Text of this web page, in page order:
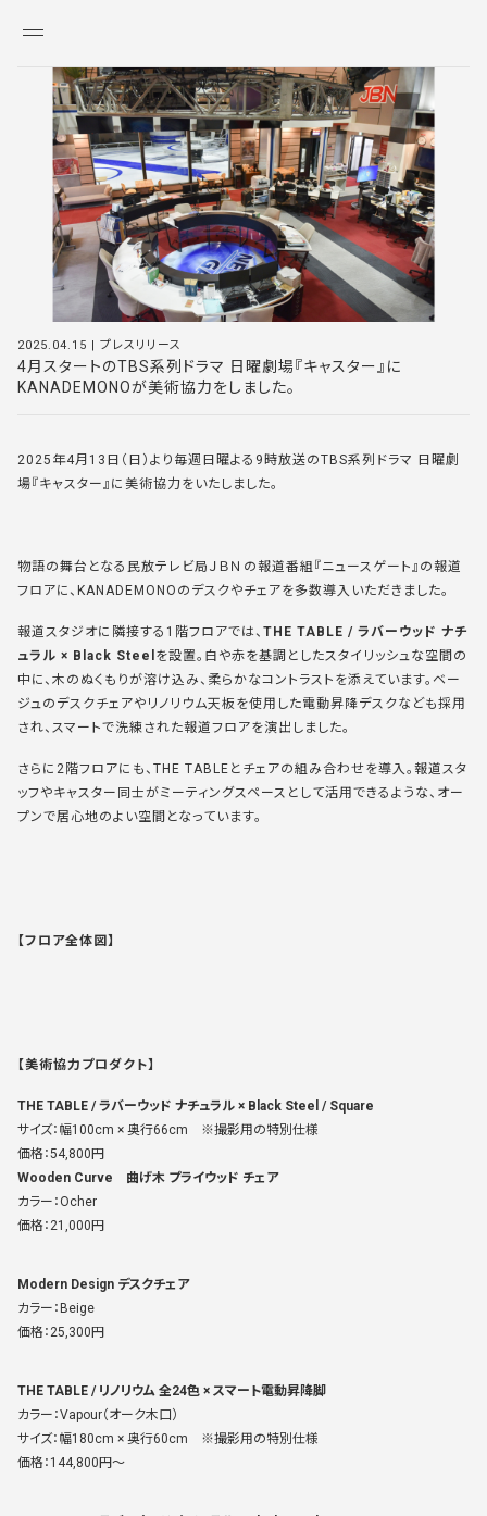
2025.04.15 | プレスリリース
4月スタートのTBS系列ドラマ 日曜劇場『キャスター』に
KANADEMONOが美術協力をしました。
2025年4月13日（日）より毎週日曜よる9時放送のTBS系列ドラマ 日曜劇
場『キャスター』に美術協力をいたしました。
物語の舞台となる民放テレビ局ＪＢＮの報道番組『ニュースゲート』の報道
フロアに、KANADEMONOのデスクやチェアを多数導入いただきました。
報道スタジオに隣接する1階フロアでは、 THE TABLE / ラバーウッド ナチ
ュラル × Black Steel を設置。白や赤を基調としたスタイリッシュな空間の
中に、木のぬくもりが溶け込み、柔らかなコントラストを添えています。ベー
ジュのデスクチェアやリノリウム天板を使用した電動昇降デスクなども採用
され、スマートで洗練された報道フロアを演出しました。
さらに2階フロアにも、THE TABLEとチェアの組み合わせを導入。報道スタ
ッフやキャスター同士がミーティングスペースとして活用できるような、オー
プンで居心地のよい空間となっています。
【フロア全体図】
【美術協力プロダクト】
THE TABLE / ラバーウッド ナチュラル × Black Steel / Square
サイズ：幅100cm × 奥行66cm ※撮影用の特別仕様
価格：54,800円
Wooden Curve 曲げ木 プライウッド チェア
カラー：Ocher
価格：21,000円
Modern Design デスクチェア
カラー：Beige
価格：25,300円
THE TABLE / リノリウム 全24色 × スマート電動昇降脚
カラー：Vapour（オーク木口）
サイズ：幅180cm × 奥行60cm ※撮影用の特別仕様
価格：144,800円〜